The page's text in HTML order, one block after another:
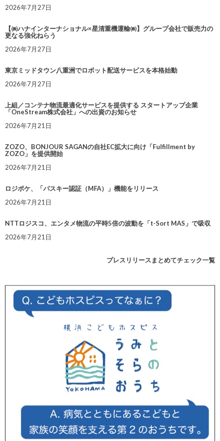
2026年7月27日
【㈱ハナインターナショナル×星清重機運輸㈱】グループ会社で販売力の
更なる強化ねらう
2026年7月27日
東京ミッドタウン八重洲でロボット配送サービスを本格始動
2026年7月27日
上組／コンテナ物流最適化サービスを提供する スタートアップ企業
「OneStream株式会社」への出資のお知らせ
2026年7月21日
ZOZO、BONJOUR SAGANの自社EC拡大に向け「Fulfillment by
ZOZO」を提供開始
2026年7月21日
ロジポケ、「パスキー認証（MFA）」機能をリリース
2026年7月21日
NTTロジスコ、エンタメ物流の平時5倍の波動を「t-Sort MAS」で吸収
2026年7月21日
プレスリリースまとめてチェック一覧